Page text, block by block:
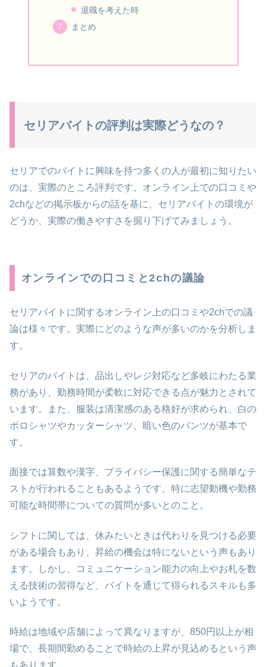
退職を考えた時
まとめ
セリアバイトの評判は実際どうなの？
セリアでのバイトに興味を持つ多くの人が最初に知りたい
のは、実際のところ評判です。オンライン上での口コミや
2chなどの掲示板からの話を基に、セリアバイトの環境が
どうか、実際の働きやすさを掘り下げてみましょう。
オンラインでの口コミと2chの議論
セリアバイトに関するオンライン上の口コミや2chでの議
論は様々です。実際にどのような声が多いのかを分析しま
す。
セリアのバイトは、品出しやレジ対応など多岐にわたる業
務があり、勤務時間が柔軟に対応できる点が魅力とされて
います。また、服装は清潔感のある格好が求められ、白の
ポロシャツやカッターシャツ、暗い色のパンツが基本で
す。
面接では算数や漢字、プライバシー保護に関する簡単なテ
ストが行われることもあるようです。特に志望動機や勤務
可能な時間帯についての質問が多いとのこと。
シフトに関しては、休みたいときは代わりを見つける必要
がある場合もあり、昇給の機会は特にないという声もあり
ます。しかし、コミュニケーション能力の向上やお札を数
える技術の習得など、バイトを通じて得られるスキルも多
いようです。
時給は地域や店舗によって異なりますが、850円以上が相
場で、長期間勤めることで時給の上昇が見込めるという声
もあります。